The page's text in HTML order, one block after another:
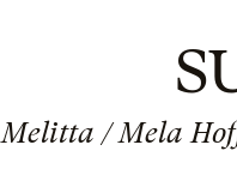
Melitta / Mela